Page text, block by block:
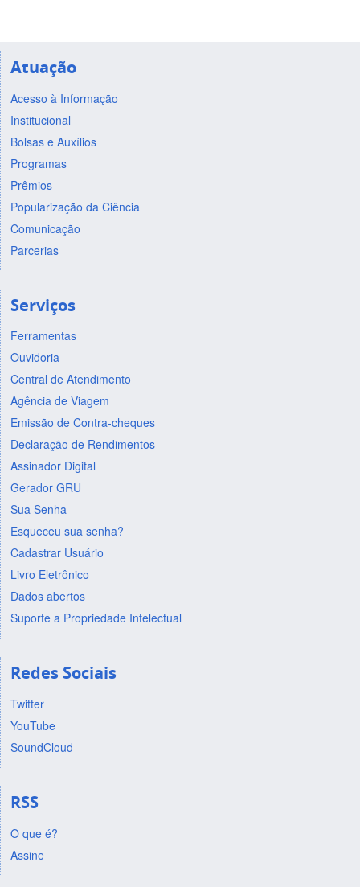
Atuação
Acesso à Informação
Institucional
Bolsas e Auxílios
Programas
Prêmios
Popularização da Ciência
Comunicação
Parcerias
Serviços
Ferramentas
Ouvidoria
Central de Atendimento
Agência de Viagem
Emissão de Contra-cheques
Declaração de Rendimentos
Assinador Digital
Gerador GRU
Sua Senha
Esqueceu sua senha?
Cadastrar Usuário
Livro Eletrônico
Dados abertos
Suporte a Propriedade Intelectual
Redes Sociais
Twitter
YouTube
SoundCloud
RSS
O que é?
Assine